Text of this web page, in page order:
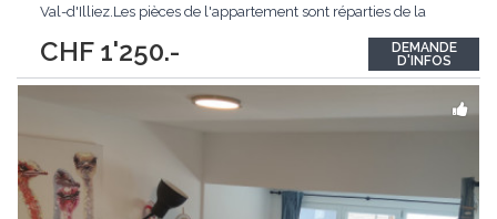
CHF 1'250.-
Val-d'Illiez.Les pièces de l'appartement sont réparties de la
séjour lumineux- un balcon- une chambre- une salle de
bain/WCUne cave est également...
DEMANDE
D'INFOS